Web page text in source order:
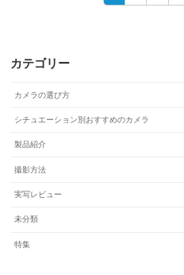
カテゴリー
カメラの選び方
シチュエーション別おすすめのカメラ
製品紹介
撮影方法
実写レビュー
未分類
特集